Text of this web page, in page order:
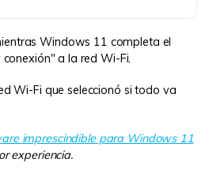
Windows 11 completa el
a la red Wi-Fi.
Wi-Fi que seleccionó si todo va
imprescindible para Windows 11
experiencia.